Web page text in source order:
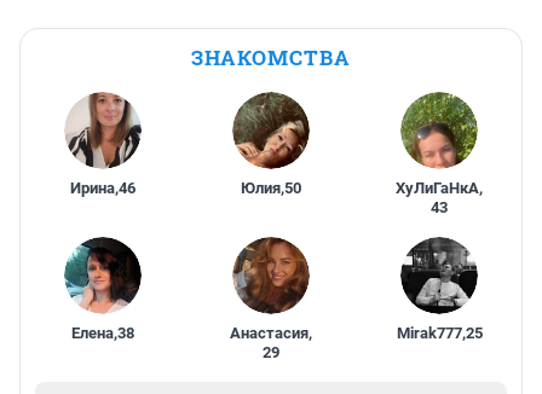
ЗНАКОМСТВА
Ирина,46 Юлия,50 ХуЛиГаНкА,
43
Елена,38 Анастасия,
29
Mirak777,25